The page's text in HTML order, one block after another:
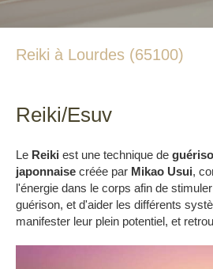
Reiki à Lourdes (65100)
Reiki/Esuv
Le Reiki est une technique de
japonnaise créée par Mikao Usui,
l'énergie dans le corps afin de
guérison, et d'aider les différents
manifester leur plein potentiel, et